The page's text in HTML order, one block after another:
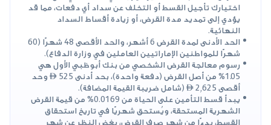
اختيارك تأجيل القسط أو التخلف عن سداد أي دفعات، مما قد
يؤدي إلى تمديد مدة القرض، أو زيادة أقساط السداد
النهائية.
الحد الأدنى لمدة القرض 6 أشهر، والحد الأقصى 48 شهرًا (60
شهرًا للمواطنين الإماراتيين العاملين في وزارة الدفاع).
رسوم معالجة القرض الشخصي من بنك أبوظبي الأول هي
1.05% من أصل القرض (دفعة واحدة)، بحد أدنى 525  وحد
أقصى 2,625  (شامل ضريبة القيمة المضافة).
يبدأ قسط التأمين على الحياة من 0.0169% من قيمة القرض
الشهرية المستحقة، ويُستحق شهريًا في تاريخ استحقاق
القسط، بدءًا من شهر صرف القرض، بغض النظر عن شهر